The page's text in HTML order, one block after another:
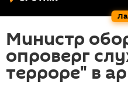
Министр
опроверг
терроре" в